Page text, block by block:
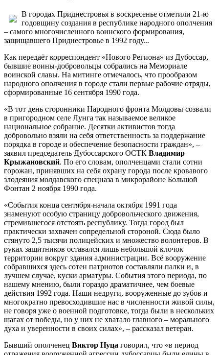
В городах Приднестровья в воскресенье отметили 21-ю
годовщину создания в республике народного ополчения
– самого многочисленного воинского формирования,
защищавшего Приднестровье в 1992 году...
Как передаёт корреспондент «Нового Региона» из Дубоссар,
бывшие воины-добровольцы собрались на Мемориале
воинской славы. На митинге отмечалось, что прообразом
народного ополчения в городе стали первые рабочие отряды,
сформированные 16 сентября 1990 года.
«В тот день сторонники Народного фронта Молдовы созвали
в пригородном селе Лунга так называемое великое
национальное собрание. Десятки активистов тогда
добровольно взяли на себя ответственность за поддержание
порядка в городе и обеспечение безопасности граждан», –
заявил председатель Дубоссарского ОСТК Владимир
Крыжановский. По его словам, ополченцами стали сотни
горожан, принявших на себя охрану города после кровавого
злодеяния молдавского спецназа в микрорайоне Большой
Фонтан 2 ноября 1990 года.
«События конца сентября-начала октября 1991 года
знаменуют особую страницу добровольческого движения,
стремившегося отстоять республику. Тогда город был
практически захвачен сопредельной стороной. Сюда было
стянуто 2,5 тысячи полицейских и множество волонтеров. В
руках защитников оставался лишь небольшой клочок
территории вокруг здания администрации. Всё вооружение
собравшихся здесь сотен патриотов составляли палки и, в
лучшем случае, куски арматуры. События этого периода, по
нашему мнению, были гораздо драматичнее, чем боевые
действия 1992 года. Наши недруги, вооруженные до зубов и
многократно превосходившие нас в численности живой силы,
не говоря уже о военной подготовке, тогда были в нескольких
шагах от победы, но у них не хватало главного – морального
духа и уверенности в своих силах», – рассказал ветеран.
Бывший ополченец Виктор Нуца говорил, что «в период